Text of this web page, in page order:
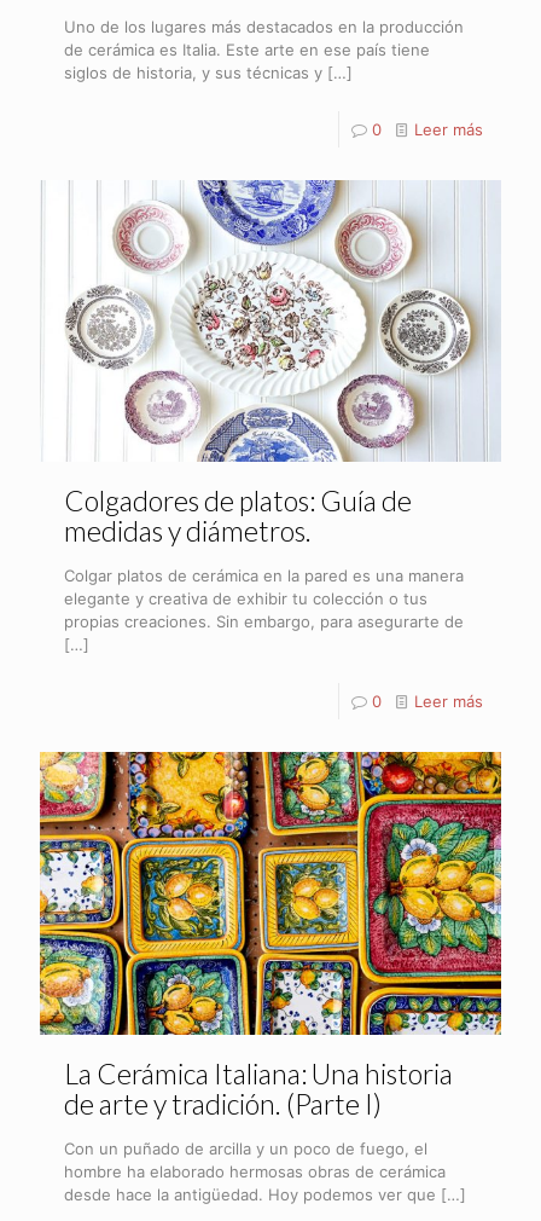
Uno de los lugares más destacados en la producción
de cerámica es Italia. Este arte en ese país tiene
siglos de historia, y sus técnicas y […]
0 Leer más
Colgadores de platos: Guía de
medidas y diámetros.
Colgar platos de cerámica en la pared es una manera
elegante y creativa de exhibir tu colección o tus
propias creaciones. Sin embargo, para asegurarte de
[…]
0 Leer más
La Cerámica Italiana: Una historia
de arte y tradición. (Parte I)
Con un puñado de arcilla y un poco de fuego, el
hombre ha elaborado hermosas obras de cerámica
desde hace la antigüedad. Hoy podemos ver que […]